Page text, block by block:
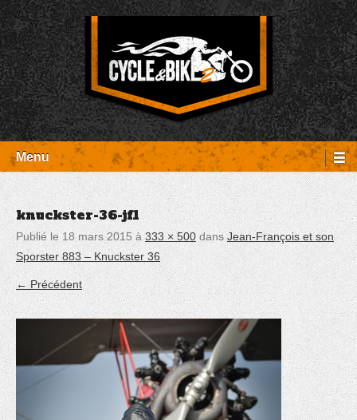
Aller
au
contenu
Cycle et Bike
Entretien Harley-Davidson, préparation et custom, boutique, pièces
détachées Rambouillet
Menu
knuckster-36-jf1
Publié le 18 mars 2015à 333 × 500dansJean-François et son
Sporster 883 – Knuckster 36
← Précédent
Panneau de gestion des cookies